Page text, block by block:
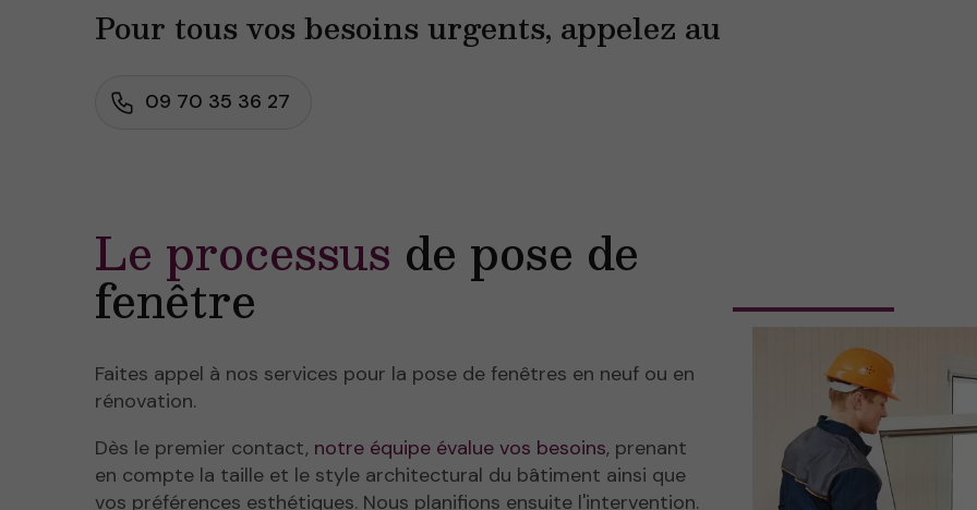
Pour tous vos besoins urgents, appelez au
09 70 35 36 27
Le processus de pose de
fenêtre
Faites appel à nos services pour la pose de fenêtres en neuf ou en
rénovation.
Dès le premier contact, notre équipe évalue vos besoins, prenant
en compte la taille et le style architectural du bâtiment ainsi que
vos préférences esthétiques. Nous planifions ensuite l'intervention.